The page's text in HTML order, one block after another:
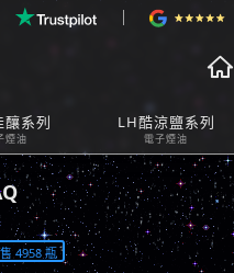

預覽
釀系列
煙油
LH酷涼鹽系列
電子煙油
4958 瓶